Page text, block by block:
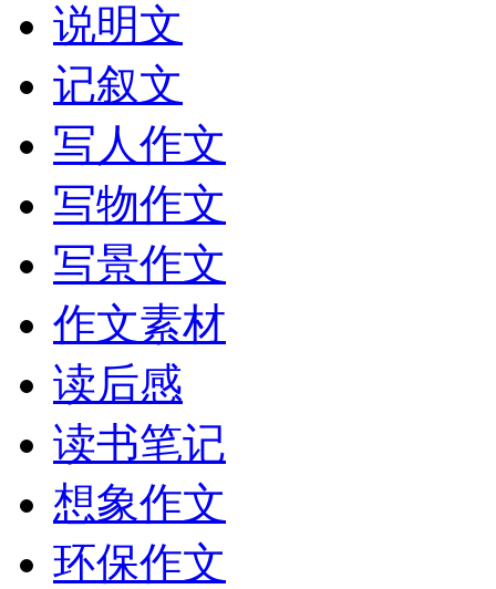
说明文
记叙文
写人作文
写物作文
写景作文
作文素材
读后感
读书笔记
想象作文
环保作文